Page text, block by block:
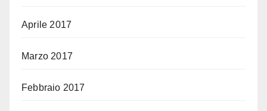
Aprile 2017
Marzo 2017
Febbraio 2017